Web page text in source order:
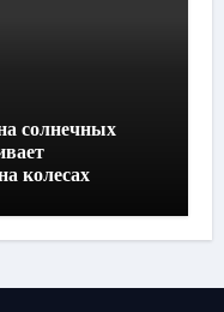
солнечных
колесах